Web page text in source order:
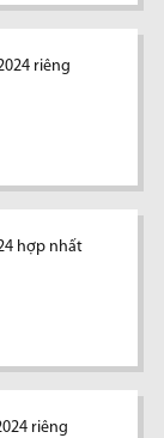
riêng
hợp nhất
riêng